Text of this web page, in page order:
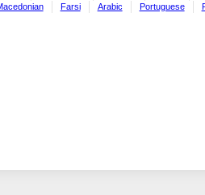
Farsi Arabic Portuguese